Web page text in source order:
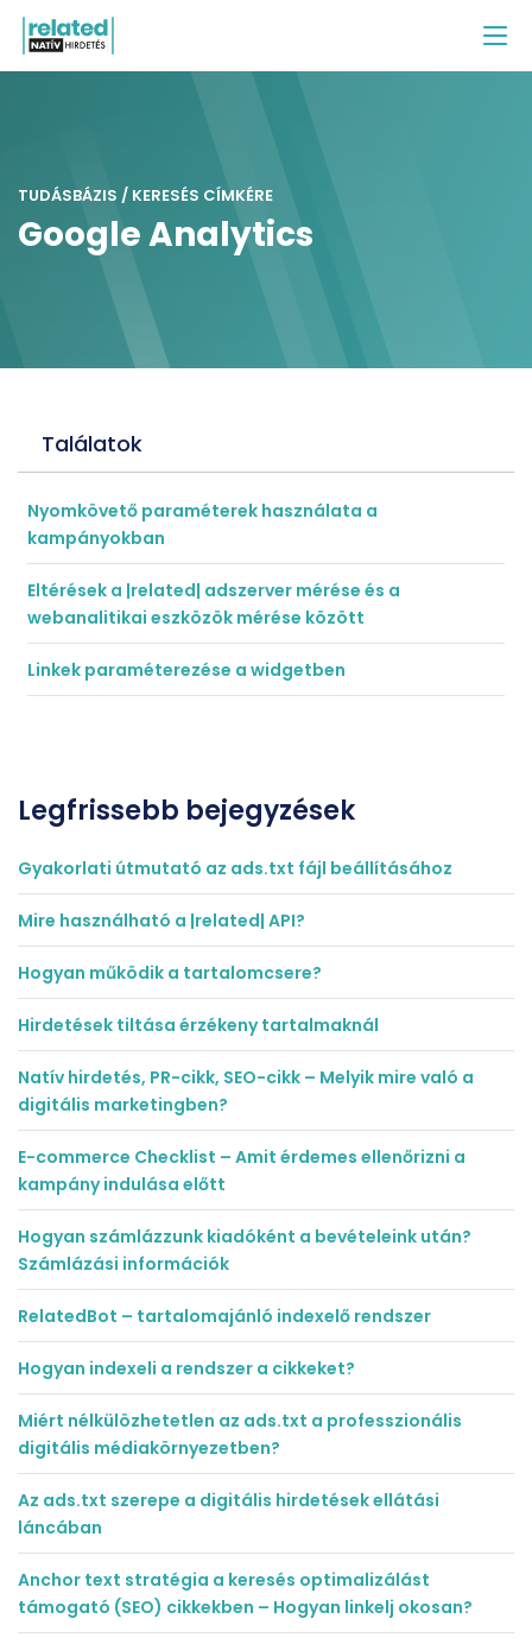
TUDÁSBÁZIS / KERESÉS CÍMKÉRE
Google Analytics
Találatok
Nyomkövető paraméterek használata a
kampányokban
Eltérések a |related| adszerver mérése és a
webanalitikai eszközök mérése között
Linkek paraméterezése a widgetben
Legfrissebb bejegyzések
Gyakorlati útmutató az ads.txt fájl beállításához
Mire használható a |related| API?
Hogyan működik a tartalomcsere?
Hirdetések tiltása érzékeny tartalmaknál
Natív hirdetés, PR-cikk, SEO-cikk – Melyik mire való a
digitális marketingben?
E-commerce Checklist – Amit érdemes ellenőrizni a
kampány indulása előtt
Hogyan számlázzunk kiadóként a bevételeink után?
Számlázási információk
RelatedBot – tartalomajánló indexelő rendszer
Hogyan indexeli a rendszer a cikkeket?
Miért nélkülözhetetlen az ads.txt a professzionális
digitális médiakörnyezetben?
Az ads.txt szerepe a digitális hirdetések ellátási
láncában
Anchor text stratégia a keresés optimalizálást
támogató (SEO) cikkekben – Hogyan linkelj okosan?